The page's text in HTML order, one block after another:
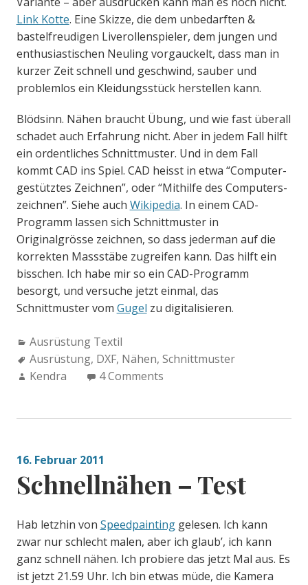
Link Kotte. Eine Skizze, die dem unbedarften &
bastelfreudigen Liverollenspieler, dem jungen und
enthusiastischen Neuling vorgauckelt, dass man in
kurzer Zeit schnell und geschwind, sauber und
problemlos ein Kleidungsstück herstellen kann.
Blödsinn. Nähen braucht Übung, und wie fast überall
schadet auch Erfahrung nicht. Aber in jedem Fall hilft
ein ordentliches Schnittmuster. Und in dem Fall
kommt CAD ins Spiel. CAD heisst in etwa “Computer-
gestütztes Zeichnen”, oder “Mithilfe des Computers-
zeichnen”. Siehe auch Wikipedia. In einem CAD-
Programm lassen sich Schnittmuster in
Originalgrösse zeichnen, so dass jederman auf die
korrekten Massstäbe zugreifen kann. Das hilft ein
bisschen. Ich habe mir so ein CAD-Programm
besorgt, und versuche jetzt einmal, das
Schnittmuster vom Gugel zu digitalisieren.
Categories:
Ausrüstung Textil
Tags:
Ausrüstung, DXF, Nähen, Schnittmuster
Author:
Kendra 4 Comments
16. Februar 2011
Schnellnähen – Test
Hab letzhin von Speedpaintinggelesen. Ich kann
zwar nur schlecht malen, aber ich glaub’, ich kann
ganz schnell nähen. Ich probiere das jetzt Mal aus. Es
ist jetzt 21.59 Uhr. Ich bin etwas müde, die Kamera